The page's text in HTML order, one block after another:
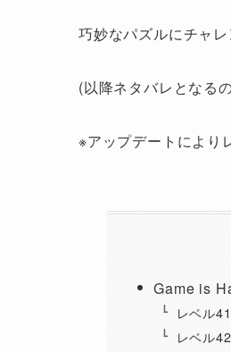
巧妙なパズルにチャレ
(以降ネタバレとなる
※アップデートにより
Game is
レベル41
レベル42